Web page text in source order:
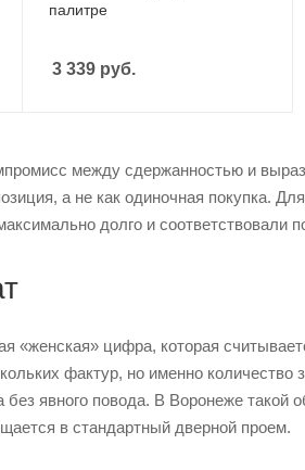
палитре
3 339 руб.
между сдержанностью и
а не как одиночная покупка.
долго и соответствовали
«женская» цифра, которая
фактур, но именно
без явного повода. В Воронеже такой
в стандартный дверной проем.